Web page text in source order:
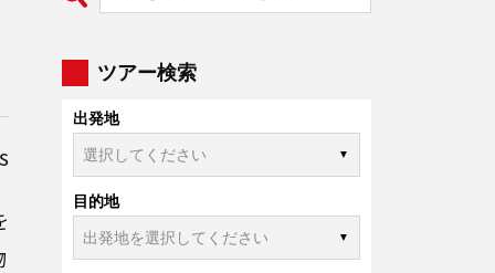
ツアー検索
出発地
目的地